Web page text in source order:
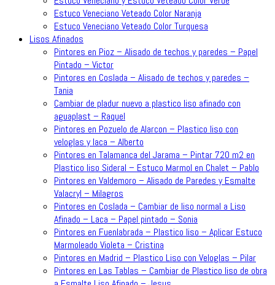
Estuco Veneciano Veteado Color Naranja
Estuco Veneciano Veteado Color Turquesa
Lisos Afinados
Pintores en Pioz – Alisado de techos y paredes – Papel
Pintado – Victor
Pintores en Coslada – Alisado de techos y paredes –
Tania
Cambiar de pladur nuevo a plastico liso afinado con
aguaplast – Raquel
Pintores en Pozuelo de Alarcon – Plastico liso con
veloglas y laca – Alberto
Pintores en Talamanca del Jarama – Pintar 720 m2 en
Plastico liso Sideral – Estuco Marmol en Chalet – Pablo
Pintores en Valdemoro – Alisado de Paredes y Esmalte
Valacryl – Milagros
Pintores en Coslada – Cambiar de liso normal a Liso
Afinado – Laca – Papel pintado – Sonia
Pintores en Fuenlabrada – Plastico liso – Aplicar Estuco
Marmoleado Violeta – Cristina
Pintores en Madrid – Plastico Liso con Veloglas – Pilar
Pintores en Las Tablas – Cambiar de Plastico liso de obra